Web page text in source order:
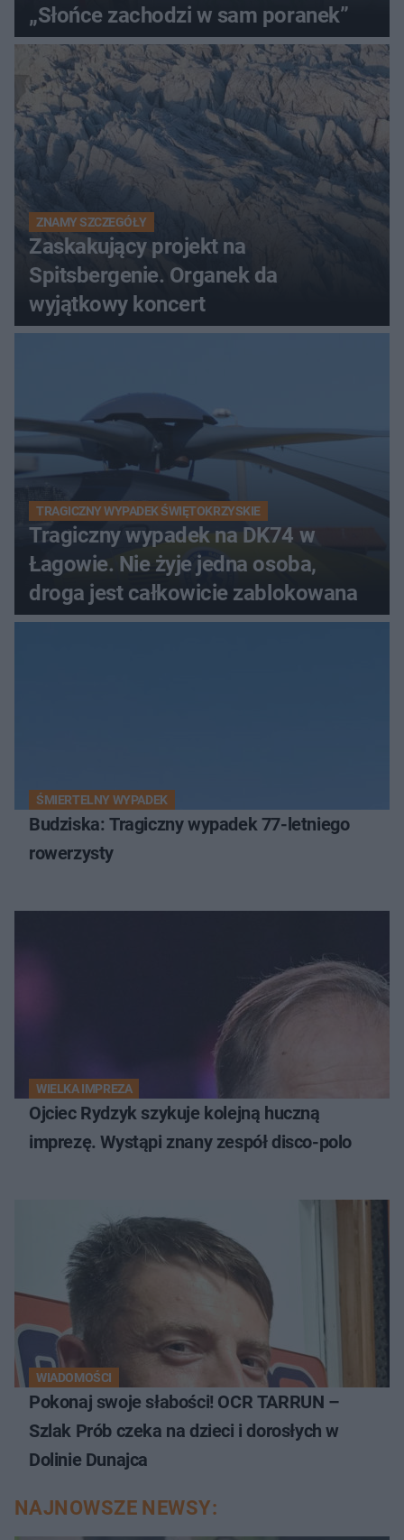
„Słońce zachodzi w sam poranek”
ZNAMY SZCZEGÓŁY
Zaskakujący projekt na
Spitsbergenie. Organek da
wyjątkowy koncert
TRAGICZNY WYPADEK ŚWIĘTOKRZYSKIE
Tragiczny wypadek na DK74 w
Łagowie. Nie żyje jedna osoba,
droga jest całkowicie zablokowana
ŚMIERTELNY WYPADEK
Budziska: Tragiczny wypadek 77-letniego
rowerzysty
WIELKA IMPREZA
Ojciec Rydzyk szykuje kolejną huczną
imprezę. Wystąpi znany zespół disco-polo
WIADOMOŚCI
Pokonaj swoje słabości! OCR TARRUN –
Szlak Prób czeka na dzieci i dorosłych w
Dolinie Dunajca
NAJNOWSZE NEWSY: